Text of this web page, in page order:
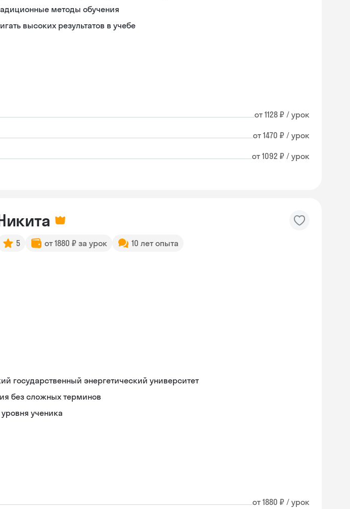
методы обучения
высоких результатов в учебе
от 1128 ₽ / урок
от 1470 ₽ / урок
от 1092 ₽ / урок
5 от 1880 ₽ за урок 10 лет опыта
государственный энергетический университет
без сложных терминов
уровня ученика
от 1880 ₽ / урок